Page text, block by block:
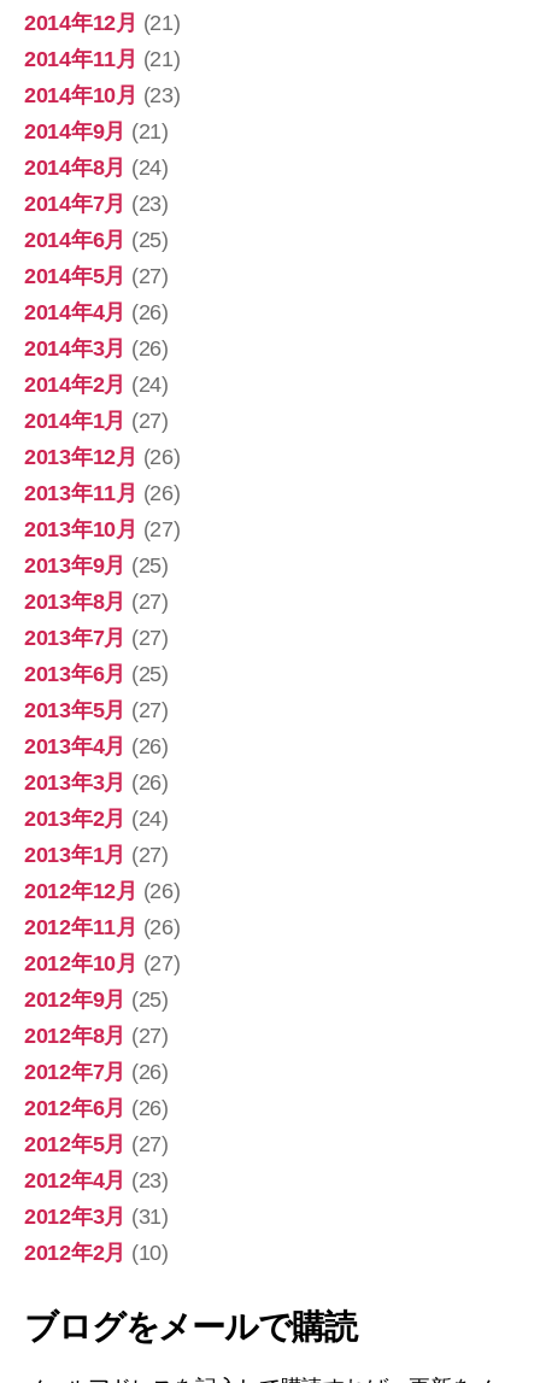
2014年12月 (21)
2014年11月 (21)
2014年10月 (23)
2014年9月 (21)
2014年8月 (24)
2014年7月 (23)
2014年6月 (25)
2014年5月 (27)
2014年4月 (26)
2014年3月 (26)
2014年2月 (24)
2014年1月 (27)
2013年12月 (26)
2013年11月 (26)
2013年10月 (27)
2013年9月 (25)
2013年8月 (27)
2013年7月 (27)
2013年6月 (25)
2013年5月 (27)
2013年4月 (26)
2013年3月 (26)
2013年2月 (24)
2013年1月 (27)
2012年12月 (26)
2012年11月 (26)
2012年10月 (27)
2012年9月 (25)
2012年8月 (27)
2012年7月 (26)
2012年6月 (26)
2012年5月 (27)
2012年4月 (23)
2012年3月 (31)
2012年2月 (10)
ブログをメールで購読